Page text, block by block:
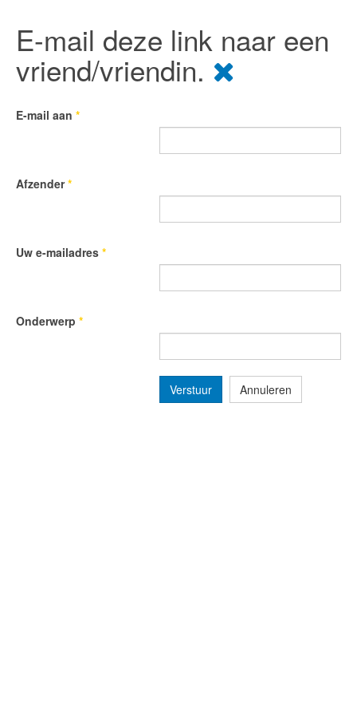
E-mail deze link naar een
vriend/vriendin.
E-mail aan *
Afzender*
Uw e-mailadres *
Onderwerp *
Verstuur Annuleren